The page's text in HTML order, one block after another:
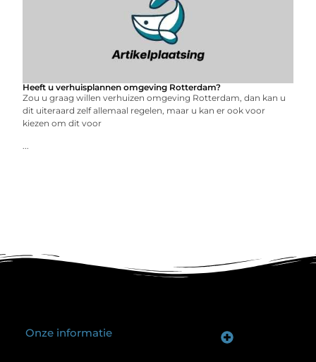
Heeft u verhuisplannen omgeving Rotterdam?
Zou u graag willen verhuizen omgeving Rotterdam, dan kan u
dit uiteraard zelf allemaal regelen, maar u kan er ook voor
kiezen om dit voor
...
Onze informatie